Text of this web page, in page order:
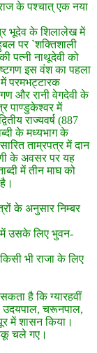
के पश्चात् एक नया
भूदेव के शिलालेख में
पर `शक्तिशाली
पत्नी नाथूदेवी को
इस वंश का पहला
परमभट्टारक
और रानी वेगदेवी के
पाण्डुकेश्वर में
राज्यवर्ष (887
के मध्यभाग के
ताम्रपत्र में दान
के अवसर पर यह
में तीन माघ को
के अनुसार निम्बर
में उसके लिए भुवन-
भी राजा के लिए
है कि ग्यारहवीं
उदयपाल, चरूनपाल,
में शासन किया।
चले गए।